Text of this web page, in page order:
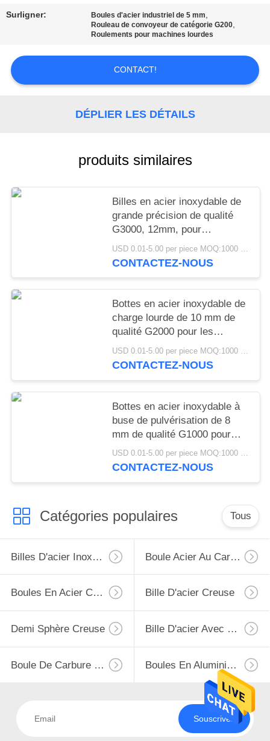
PRIVACY
Surligner: Boules d'acier industriel de 5 mm,
Rouleau de convoyeur de catégorie G200,
Roulements pour machines lourdes
CONTACT!
DÉPLIER LES DÉTAILS
produits similaires
Billes en acier inoxydable de
grande précision de qualité
G3000, 12mm, pour
équipement lourd, Joint
pivotant, machines de
CONTACTEZ-NOUS
Bottes en acier inoxydable de
charge lourde de 10 mm de
qualité G2000 pour les
applications industrielles de
roue de ricin de suspension
USD 0.01-5.00 per piece MOQ:1000 pièces
CONTACTEZ-NOUS
Bottes en acier inoxydable à
buse de pulvérisation de 8
mm de qualité G1000 pour
systèmes de pulvérisation
d'atomisation industrielle
USD 0.01-5.00 per piece MOQ:1000 pièces
CONTACTEZ-NOUS
Catégories populaires Tous
Billes D'acier Inoxydables Boule Acier Au Carbone
Boules En Acier Chromé Bille D'acier Creuse
Demi Sphère Creuse Bille D'acier Avec Le Trou
Boule De Carbure De Tungstène Boules En Aluminium Solides
Souscrivez